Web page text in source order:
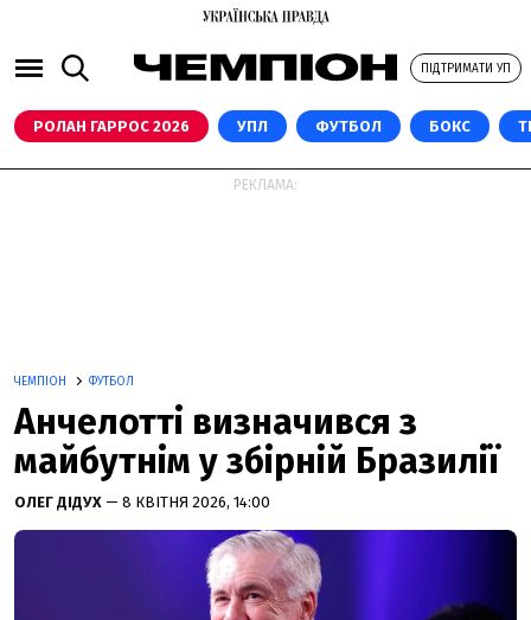
ПІДТРИМАТИ УП
РОЛАН ГАРРОС 2026 УПЛ ФУТБОЛ БОКС
РЕКЛАМА:
ЧЕМПІОН ФУТБОЛ
Анчелотті визначився з
майбутнім у збірній Бразилії
ОЛЕГ ДІДУХ — 8 КВІТНЯ 2026, 14:00